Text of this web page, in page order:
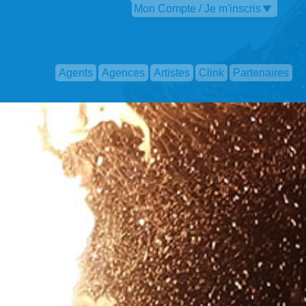
Mon Compte / Je m'inscris
Agents Agences Artistes Clink Partenaires